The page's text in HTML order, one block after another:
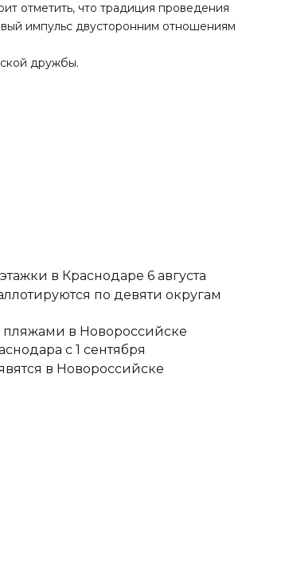
отметить, что традиция проведения
импульс двусторонним отношениям
дружбы.
в Краснодаре 6 августа
по девяти округам
пляжами в Новороссийске
с 1 сентября
в Новороссийске